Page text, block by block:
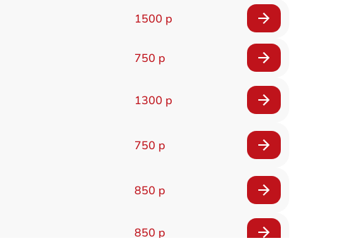
1500 р
750 р
1300 р
750 р
850 р
850 р